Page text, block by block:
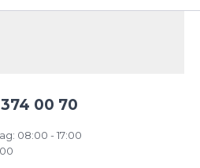
00 70
08:00 - 17:00